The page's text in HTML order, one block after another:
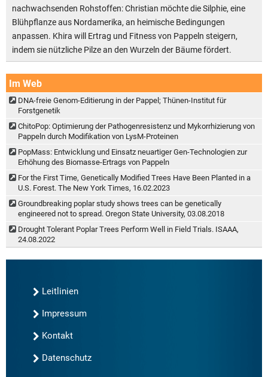
nachwachsenden Rohstoffen: Christian möchte die Silphie, eine
Blühpflanze aus Nordamerika, an heimische Bedingungen
anpassen. Khira will Ertrag und Fitness von Pappeln steigern,
indem sie nützliche Pilze an den Wurzeln der Bäume fördert.
Im Web
DNA-freie Genom-Editierung in der Pappel; Thünen-Institut für
Forstgenetik
ChitoPop: Optimierung der Pathogenresistenz und Mykorrhizierung von
Pappeln durch Modifikation von LysM-Proteinen
PopMass: Entwicklung und Einsatz neuartiger Gen-Technologien zur
Erhöhung des Biomasse-Ertrags von Pappeln
For the First Time, Genetically Modified Trees Have Been Planted in a
U.S. Forest. The New York Times, 16.02.2023
Groundbreaking poplar study shows trees can be genetically
engineered not to spread. Oregon State University, 03.08.2018
Drought Tolerant Poplar Trees Perform Well in Field Trials. ISAAA,
24.08.2022
Leitlinien
Impressum
Kontakt
Datenschutz